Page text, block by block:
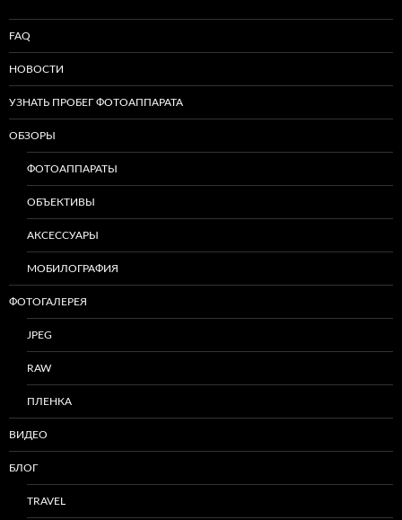
FAQ
НОВОСТИ
УЗНАТЬ ПРОБЕГ ФОТОАППАРАТА
ОБЗОРЫ
ФОТОАППАРАТЫ
ОБЪЕКТИВЫ
АКСЕССУАРЫ
МОБИЛОГРАФИЯ
ФОТОГАЛЕРЕЯ
JPEG
RAW
ПЛЕНКА
ВИДЕО
БЛОГ
TRAVEL